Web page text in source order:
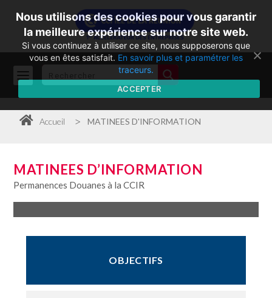
Accueil > MATINEES D'INFORMATION
MATINEES D’INFORMATION
Permanences Douanes à la CCIR
OBJECTIFS
Nous utilisons des cookies pour vous garantir
la meilleure expérience sur notre site web.
Si vous continuez à utiliser ce site, nous supposerons que
vous en êtes satisfait. En savoir plus et paramétrer les
traceurs.
ACCEPTER